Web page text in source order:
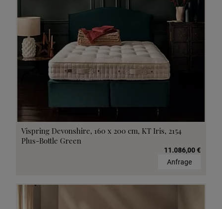
Vispring Devonshire, 160 x 200 cm, KT Iris, 2154
Plus-Bottle Green
11.086,00 €
Anfrage